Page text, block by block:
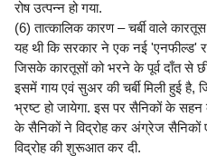
रोष उत्पन्न हो गया.
(6) तात्कालिक कारण – चर्बी वाले
यह थी कि सरकार ने एक नई 'एनफील्ड'
जिसके कारतूसों को भरने के पूर्व दाँत से
इसमें गाय एवं सुअर की चर्बी मिली हुई है,
भ्रष्ट हो जायेगा. इस पर सैनिकों के सहन
के सैनिकों ने विद्रोह कर अंग्रेज सैनिकों
विद्रोह की शुरूआत कर दी.